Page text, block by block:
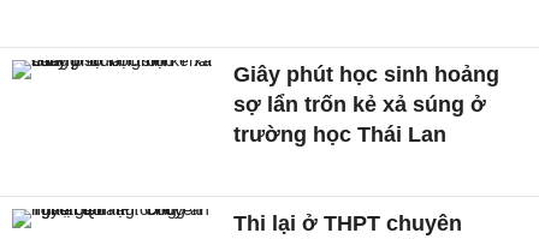
Giây phút học sinh hoảng
sợ lẩn trốn kẻ xả súng ở
trường học Thái Lan
Thi lại ở THPT chuyên